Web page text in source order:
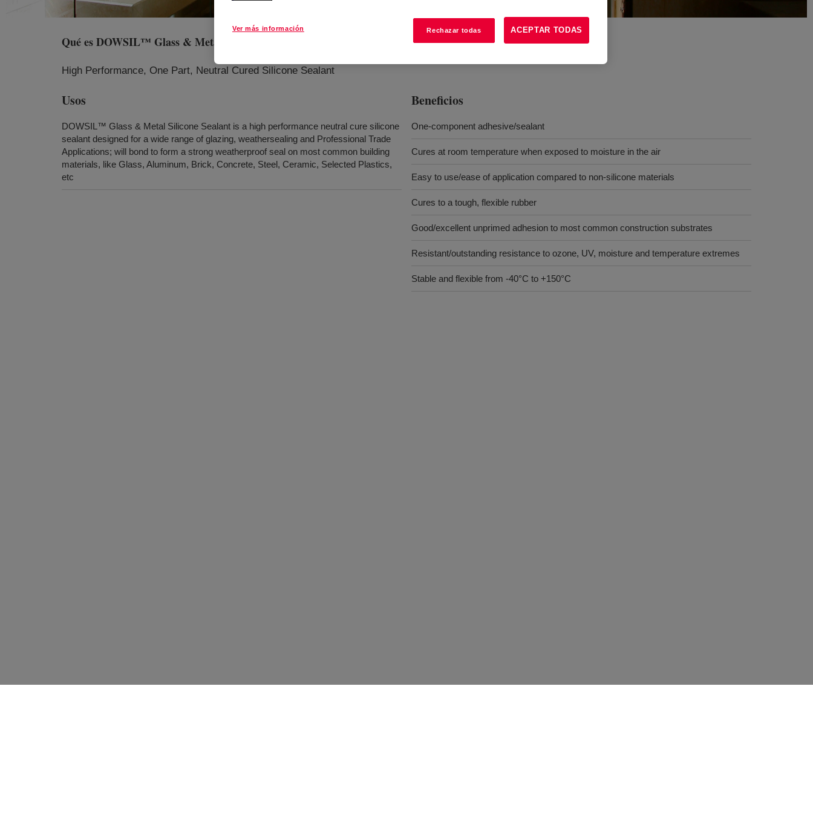
Qué esDOWSIL™ Glass & Metal Sealant
High Performance, One Part, Neutral Cured Silicone Sealant
Usos
DOWSIL™ Glass & Metal Silicone Sealant is a high performance neutral cure silicone
sealant designed for a wide range of glazing, weathersealing and Professional Trade
Applications; will bond to form a strong weatherproof seal on most common building
materials, like Glass, Aluminum, Brick, Concrete, Steel, Ceramic, Selected Plastics,
etc
Beneficios
One-component adhesive/sealant
Cures at room temperature when exposed to moisture in the air
Easy to use/ease of application compared to non-silicone materials
Cures to a tough, flexible rubber
Good/excellent unprimed adhesion to most common construction substrates
Resistant/outstanding resistance to ozone, UV, moisture and temperature extremes
Stable and flexible from -40°C to +150°C
Ver más información Rechazar todas ACEPTAR TODAS